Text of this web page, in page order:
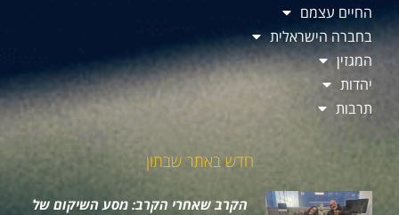
החיים עצמם
בחברה הישראלית
המגזין
יהדות
תרבות
חדש באתר שבתון
הקרב שאחרי הקרב: מסע השיקום של